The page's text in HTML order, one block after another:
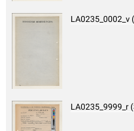
LA0235_0002_v
LA0235_9999_r